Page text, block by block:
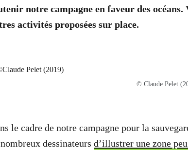
notre campagne en faveur des
activités proposées sur place.
© Claude Pelet
le cadre de notre campagne pour la
dessinateurs d’illustrer une zone